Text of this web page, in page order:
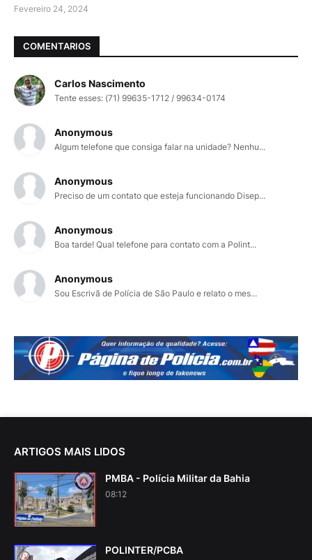
Fevereiro 24, 2024
COMENTARIOS
Carlos Nascimento
Tente esses: (71) 99635-1712 / 99634-0174
Anonymous
Algum telefone que consiga falar na unidade? Nenhu...
Anonymous
Preciso de um contato que esteja funcionando Disep...
Anonymous
Boa tarde! Qual telefone para contato com a Polint...
Anonymous
Sou Escrivã de Polícia de São Paulo e relato o mes...
ARTIGOS MAIS LIDOS
PMBA - Polícia Militar da Bahia
08:12
POLINTER/PCBA